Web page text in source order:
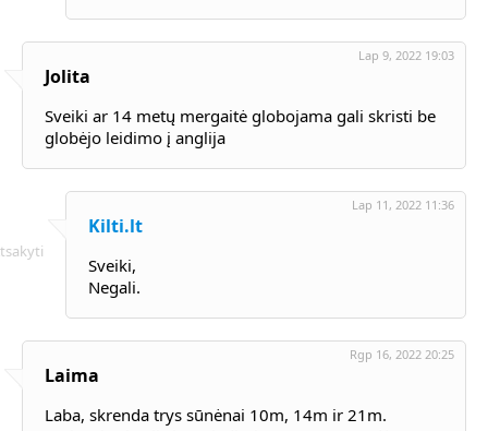
Jolita
Lap 9, 2022 19:03
Sveiki ar 14 metų mergaitė globojama gali skristi be
globėjo leidimo į anglija
Kilti.lt
Lap 11, 2022 11:36
Sveiki,
Negali.
Laima
Rgp 16, 2022 20:25
Laba, skrenda trys sūnėnai 10m, 14m ir 21m.